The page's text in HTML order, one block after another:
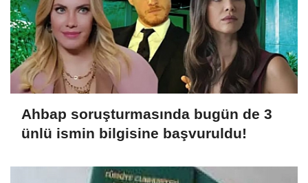
Ahbap soruşturmasında bugün de 3
ünlü ismin bilgisine başvuruldu!